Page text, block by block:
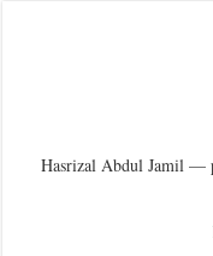
Hasrizal Abdul Jamil —